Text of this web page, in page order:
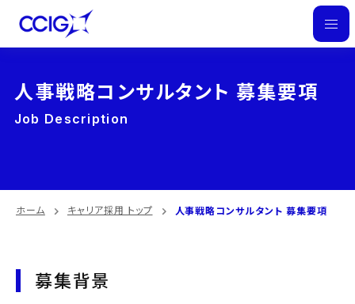
M
人事戦略コンサルタント 募集要項
Job Description
ホーム キャリア採用 トップ 人事戦略コンサルタント 募集要項
募集背景